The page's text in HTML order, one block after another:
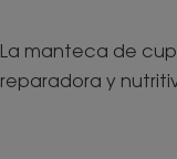
La manteca de
reparadora y